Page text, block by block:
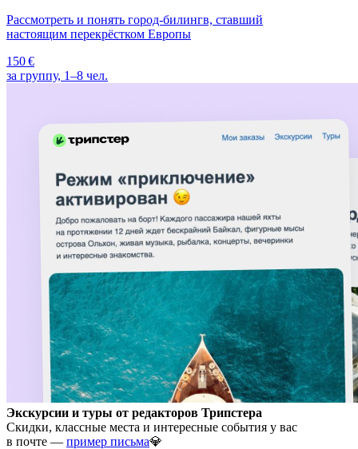
Рассмотреть и понять город-билингв, ставший
настоящим перекрёстком Европы
150 €
за группу, 1–8 чел.
Экскурсии и туры от редакторов Трипстера
Скидки, классные места и интересные события у вас
в почте — пример письма💎